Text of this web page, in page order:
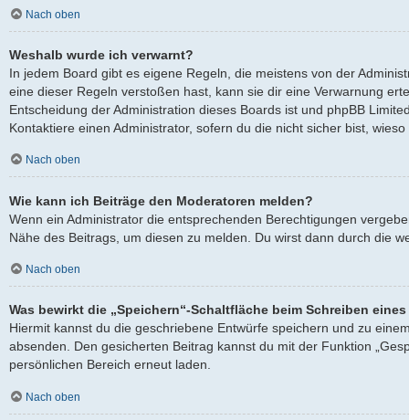
Nach oben
Weshalb wurde ich verwarnt?
In jedem Board gibt es eigene Regeln, die meistens von der
eine dieser Regeln verstoßen hast, kann sie dir eine Verwarnung
Entscheidung der Administration dieses Boards ist und phpBB
Kontaktiere einen Administrator, sofern du die nicht sicher bist,
Nach oben
Wie kann ich Beiträge den Moderatoren melden?
Wenn ein Administrator die entsprechenden Berechtigungen
Nähe des Beitrags, um diesen zu melden. Du wirst dann durch die
Nach oben
Was bewirkt die „Speichern“-Schaltfläche beim Schreiben
Hiermit kannst du die geschriebene Entwürfe speichern und zu
absenden. Den gesicherten Beitrag kannst du mit der Funktion
persönlichen Bereich erneut laden.
Nach oben